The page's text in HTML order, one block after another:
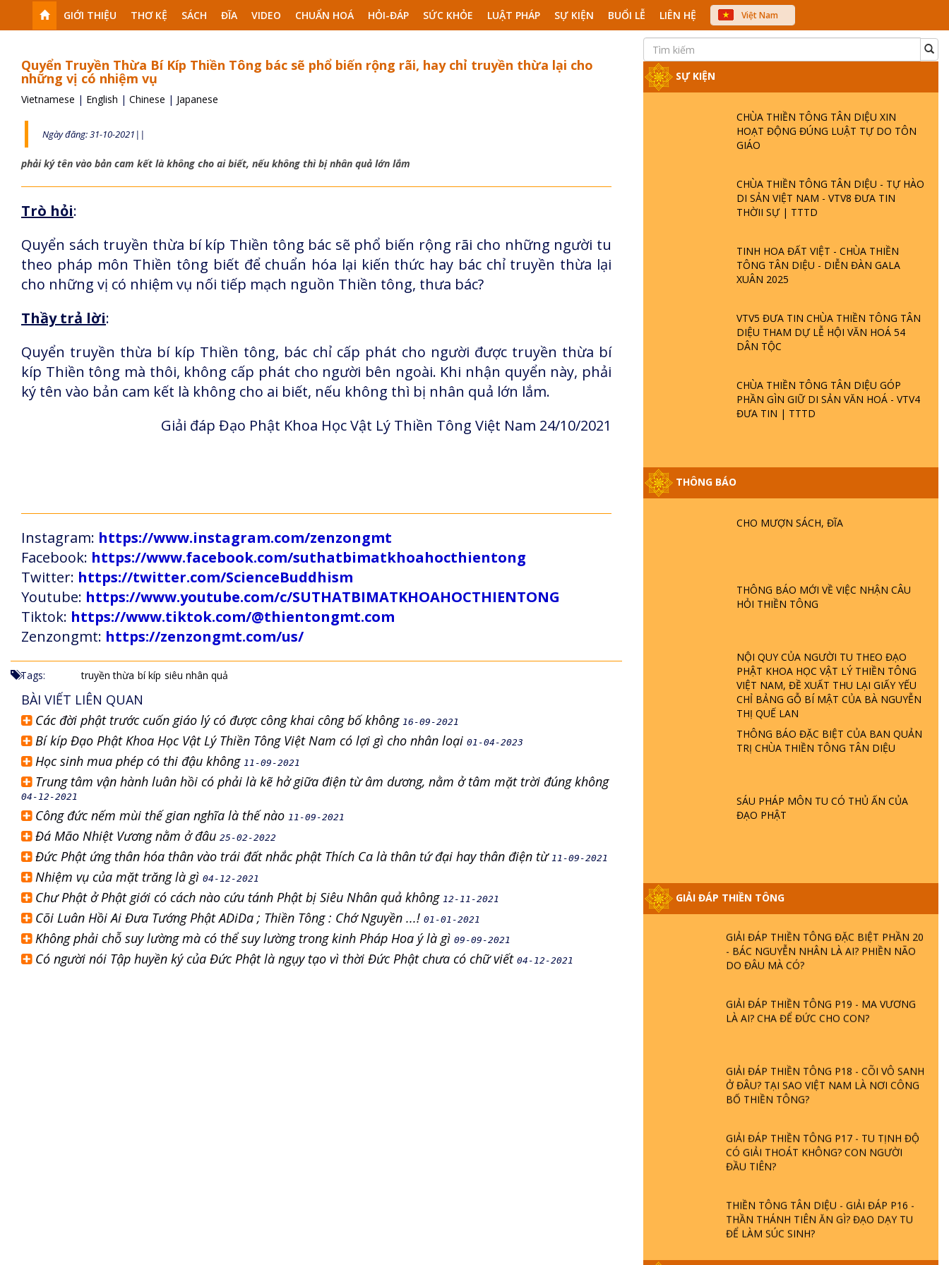
GIỚI THIỆU THƠ KỆ SÁCH ĐĨA VIDEO CHUẨN HOÁ HỎI-ĐÁP SỨC KHỎE LUẬT PHÁP SỰ KIỆN BUỔI LỄ LIÊN HỆ
Việt Nam
中文
Quyển Truyền Thừa Bí Kíp Thiền Tông bác sẽ phổ biến rộng rãi, hay chỉ truyền thừa lại cho
những vị có nhiệm vụ
Vietnamese | English | Chinese | Japanese
Ngày đăng: 31-10-2021||
phải ký tên vào bản cam kết là không cho ai biết, nếu không thì bị nhân quả lớn lắm
Trò hỏi:
Quyển sách truyền thừa bí kíp Thiền tông bác sẽ phổ biến rộng rãi cho những người tu
theo pháp môn Thiền tông biết để chuẩn hóa lại kiến thức hay bác chỉ truyền thừa lại
cho những vị có nhiệm vụ nối tiếp mạch nguồn Thiền tông, thưa bác?
Thầy trả lời:
Quyển truyền thừa bí kíp Thiền tông, bác chỉ cấp phát cho người được truyền thừa bí
kíp Thiền tông mà thôi, không cấp phát cho người bên ngoài. Khi nhận quyển này, phải
ký tên vào bản cam kết là không cho ai biết, nếu không thì bị nhân quả lớn lắm.
Giải đáp Đạo Phật Khoa Học Vật Lý Thiền Tông Việt Nam 24/10/2021
Instagram: https://www.instagram.com/zenzongmt
Facebook: https://www.facebook.com/suthatbimatkhoahocthientong
Twitter: https://twitter.com/ScienceBuddhism
Youtube: https://www.youtube.com/c/SUTHATBIMATKHOAHOCTHIENTONG
Tiktok: https://www.tiktok.com/@thientongmt.com
Zenzongmt: https://zenzongmt.com/us/
Tags: truyền thừa bí kíp siêu nhân quả
BÀI VIẾT LIÊN QUAN
Các đời phật trước cuốn giáo lý có được công khai công bố không 16-09-2021
Bí kíp Đạo Phật Khoa Học Vật Lý Thiền Tông Việt Nam có lợi gì cho nhân loại 01-04-2023
Học sinh mua phép có thi đậu không 11-09-2021
Trung tâm vận hành luân hồi có phải là kẽ hở giữa điện từ âm dương, nằm ở tâm mặt trời đúng không
04-12-2021
Công đức nếm mùi thế gian nghĩa là thế nào 11-09-2021
Đá Mão Nhiệt Vương nằm ở đâu 25-02-2022
Đức Phật ứng thân hóa thân vào trái đất nhắc phật Thích Ca là thân tứ đại hay thân điện từ 11-09-2021
Nhiệm vụ của mặt trăng là gì 04-12-2021
Chư Phật ở Phật giới có cách nào cứu tánh Phật bị Siêu Nhân quả không 12-11-2021
Cõi Luân Hồi Ai Đưa Tướng Phật ADiDa ; Thiền Tông : Chớ Nguyền ...! 01-01-2021
Không phải chỗ suy lường mà có thể suy lường trong kinh Pháp Hoa ý là gì 09-09-2021
Có người nói Tập huyền ký của Đức Phật là ngụy tạo vì thời Đức Phật chưa có chữ viết 04-12-2021
SỰ KIỆN
CHÙA THIỀN TÔNG TÂN DIỆU XIN
HOẠT ĐỘNG ĐÚNG LUẬT TỰ DO TÔN
GIÁO
CHÙA THIỀN TÔNG TÂN DIỆU - TỰ HÀO
DI SẢN VIỆT NAM - VTV8 ĐƯA TIN
THỜII SỰ | TTTD
TINH HOA ĐẤT VIỆT - CHÙA THIỀN
TÔNG TÂN DIỆU - DIỄN ĐÀN GALA
XUÂN 2025
VTV5 ĐƯA TIN CHÙA THIỀN TÔNG TÂN
DIỆU THAM DỰ LỄ HỘI VĂN HOÁ 54
DÂN TỘC
CHÙA THIỀN TÔNG TÂN DIỆU GÓP
PHẦN GÌN GIỮ DI SẢN VĂN HOÁ - VTV4
ĐƯA TIN | TTTD
THÔNG BÁO
CHO MƯỢN SÁCH, ĐĨA
THÔNG BÁO MỚI VỀ VIỆC NHẬN CÂU
HỎI THIỀN TÔNG
NỘI QUY CỦA NGƯỜI TU THEO ĐẠO
PHẬT KHOA HỌC VẬT LÝ THIỀN TÔNG
VIỆT NAM, ĐỀ XUẤT THU LẠI GIẤY YẾU
CHỈ BẢNG GỖ BÍ MẬT CỦA BÀ NGUYỄN
THỊ QUẾ LAN
THÔNG BÁO ĐẶC BIỆT CỦA BAN QUẢN
TRỊ CHÙA THIỀN TÔNG TÂN DIỆU
SÁU PHÁP MÔN TU CÓ THỦ ẤN CỦA
ĐẠO PHẬT
GIẢI ĐÁP THIỀN TÔNG
GIẢI ĐÁP ĐẶC BIỆT P25 - SUỐT 49 NĂM
GIẢI ĐÁP ĐẶC BIỆT P24 - TÁNH PHẬT
ĐƯỢC HÌNH THÀNH NHƯ THẾ NÀO?
GIẢI ĐÁP ĐẶC BIỆT P23 - THIÊN ĐÀNG Ở
ĐÂU? ĐỊA NGỤC Ở ĐÂU? ĐỨC CHÚA TRỜI
LÀ AI? QUỶ SA TĂNG? | TTTD
GIẢI ĐÁP THIỀN TÔNG ĐẶC BIỆT P22 - TẠI
SAO TRÁI ĐẤT NHIỀU THIÊN TAI - LŨ LỤT
- HỎA HOẠN | TTTD
GIẢI ĐÁP THIỀN TÔNG ĐẶC BIỆT P21 - TẠI
SAO ĐỨC PHẬT BƯỚC ĐI 7 BƯỚC TRÊN
HOA SEN ? | TTTD
GIẢI ĐÁP THIỀN TÔNG ĐẶC BIỆT PHẦN 20
- BÁC NGUYỄN NHÂN LÀ AI? PHIỀN NÃO
DO ĐÂU MÀ CÓ?
GIẢI ĐÁP THIỀN TÔNG P19 - MA VƯƠNG
LÀ AI? CHA ĐỂ ĐỨC CHO CON?
GIẢI ĐÁP THIỀN TÔNG P18 - CÕI VÔ SANH
Ở ĐÂU? TẠI SAO VIỆT NAM LÀ NƠI CÔNG
BỐ THIỀN TÔNG?
GIẢI ĐÁP THIỀN TÔNG P17 - TU TỊNH ĐỘ
CÓ GIẢI THOÁT KHÔNG? CON NGƯỜI
ĐẦU TIÊN?
THIỀN TÔNG TÂN DIỆU - GIẢI ĐÁP P16 -
THẦN THÁNH TIÊN ĂN GÌ? ĐẠO DẠY TU
ĐỂ LÀM SÚC SINH?